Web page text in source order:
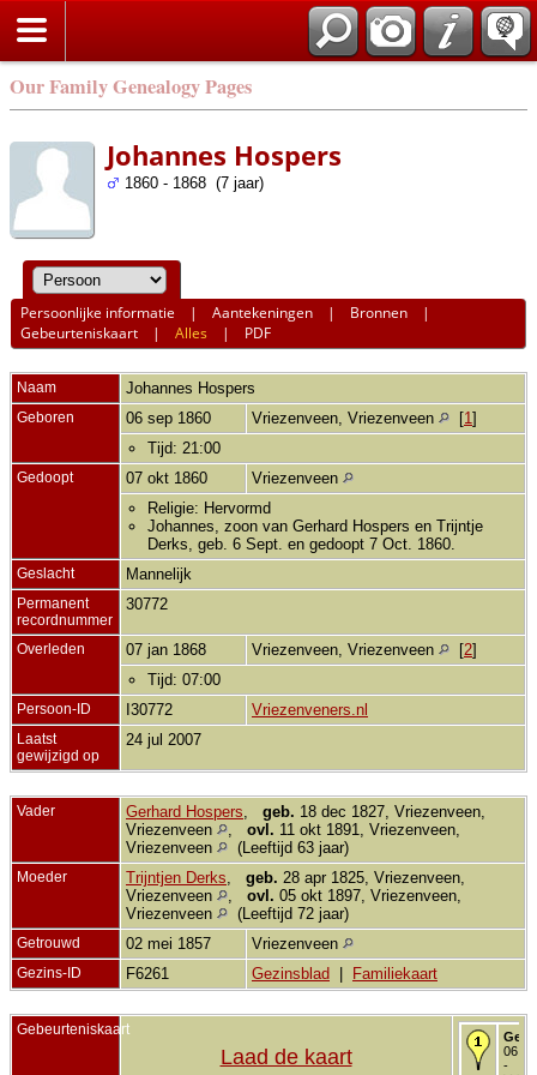
Our Family Genealogy Pages
Johannes Hospers
1860 - 1868 (7 jaar)
Persoonlijke informatie |Aantekeningen | Bronnen |
Gebeurteniskaart |Alles | PDF
Naam Johannes Hospers
Geboren 06 sep 1860 Vriezenveen, Vriezenveen [1 ]
Tijd: 21:00
Gedoopt 07 okt 1860
Vriezenveen
Religie: Hervormd
Johannes, zoon van Gerhard Hospers en Trijntje
Derks, geb. 6 Sept. en gedoopt 7 Oct. 1860.
Geslacht Mannelijk
Permanent
recordnummer
30772
Overleden 07 jan 1868 Vriezenveen, Vriezenveen [2]
Tijd: 07:00
Persoon-ID I30772 Vriezenveners.nl
Laatst
gewijzigd op
24 jul 2007
Vader Gerhard Hospers geb. 18 dec 1827, Vriezenveen,
Vriezenveen
ovl. 11 okt 1891, Vriezenveen,
Vriezenveen
(Leeftijd 63 jaar)
Moeder Trijntjen Derks geb. 28 apr 1825, Vriezenveen,
Vriezenveen
ovl. 05 okt 1897, Vriezenveen,
Vriezenveen
(Leeftijd 72 jaar)
Getrouwd 02 mei 1857 Vriezenveen
Gezins-ID F6261 Gezinsblad Familiekaart
Gebeurteniskaart
Laad de kaart
06
-